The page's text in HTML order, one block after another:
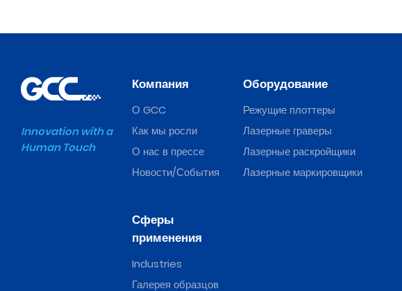
Innovation with a
Human Touch
Компания
О GCC
Как мы росли
О нас в прессе
Новости/События
Сферы
применения
Industries
Галерея образцов
Оборудование
Режущие плоттеры
Лазерные граверы
Лазерные раскройщики
Лазерные маркировщики